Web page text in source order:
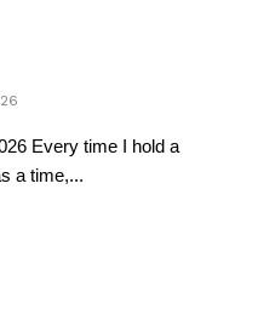
Every time I hold a
a time,...